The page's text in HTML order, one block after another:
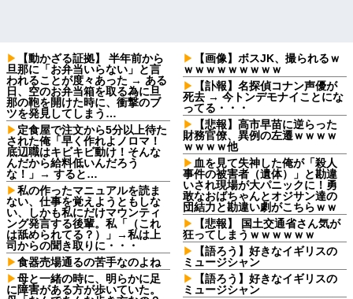
【動かざる証拠】 半年前から
旦那に「お弁当いらない」と言
われることが度々あった → ある
日、空のお弁当箱を取る為に旦
那の鞄を開けた時に、衝撃のブ
ツを発見してしまう…
定食屋で注文から5分以上待た
された俺「早く作れよノロマ！
底辺職はキビキビ動け！そんな
んだから給料低いんだろう
な！」→ すると…
私の作ったマニュアルを読ま
ない、仕事を覚えようともしな
い、しかも私にだけマウンティ
ング発言する後輩。私「（これ
は舐められてる？）」→私は上
司からの聞き取りに・・・
食器売場通るの苦手なのよね
母と一緒の時に、明らかに足
に障害がある方が歩いていた。
【画像】ボスJK、撮られるｗ
ｗｗｗｗｗｗｗｗｗ
【訃報】名探偵コナン声優が
死去 → 今トンデモナイことにな
ってる・・・
【悲報】高市早苗に逆らった
財務官僚、異例の左遷ｗｗｗｗ
ｗｗｗｗ他
血を見て失神した俺が「殺人
事件の被害者（遺体）」と勘違
いされ現場が大パニックに！勇
敢なおばちゃんとオジサン達の
団結力と勘違い劇がこちらｗｗ
【悲報】 国土交通省さん気が
狂ってしまうｗｗｗｗｗｗ
【語ろう】好きなイギリスの
ミュージシャン
【語ろう】好きなイギリスの
ミュージシャン